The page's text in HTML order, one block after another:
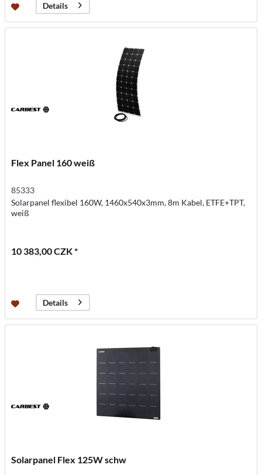
Details
Flex Panel 160 weiß
85333
Solarpanel flexibel 160W, 1460x540x3mm, 8m Kabel, ETFE+TPT,
weiß
10 383,00 CZK *
Details
Solarpanel Flex 125W schw